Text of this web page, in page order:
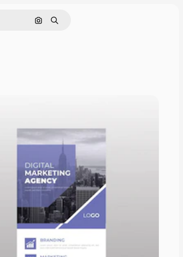
Nach Bild suchen
Suchen